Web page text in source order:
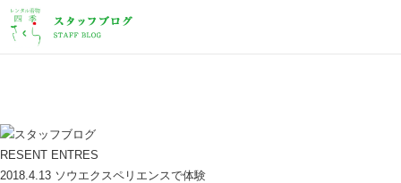
RESENT ENTRES
2018.4.13 ソウエクスペリエンスで体験